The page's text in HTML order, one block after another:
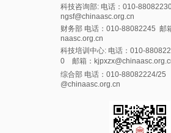
科技咨询部: 电话：010-
ngsf@chinaasc.org.cn
财务部 电话：010-88082245 邮
naasc.org.cn
科技培训中心: 电话：010-
0 邮箱：
综合部 电话：010-88082224/
@chinaasc.org.cn